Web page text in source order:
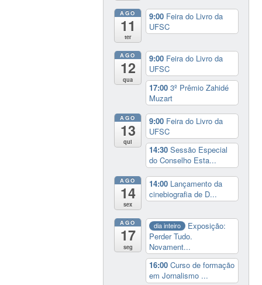
AGO
11
ter
9:00 Feira do Livro da
UFSC
AGO
12
qua
9:00 Feira do Livro da
UFSC
17:003º Prêmio Zahidé
Muzart
AGO
13
qui
9:00 Feira do Livro da
UFSC
14:30Sessão Especial
do Conselho Esta...
AGO
14
sex
14:00 Lançamento da
cinebiografia de D...
AGO
17
seg
dia inteiro
Exposição:
Perder Tudo.
Novament...
16:00Curso de formação
em Jornalismo ...